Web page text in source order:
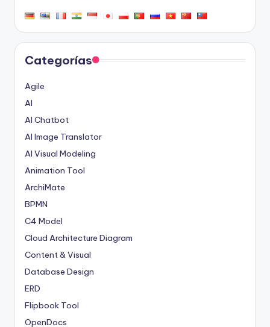
Categorías
Agile
AI
AI Chatbot
AI Image Translator
AI Visual Modeling
Animation Tool
ArchiMate
BPMN
C4 Model
Cloud Architecture Diagram
Content & Visual
Database Design
ERD
Flipbook Tool
OpenDocs